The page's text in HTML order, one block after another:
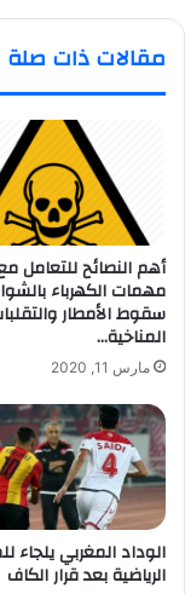
مقالات ذات صلة
أهم النصائح للتعامل
مهمات الكهرباء
سقوط الأمطار
المناخية…
مارس 11, 2020
الوداد المغربي يلجاء
الرياضية بعد قرار الكاف